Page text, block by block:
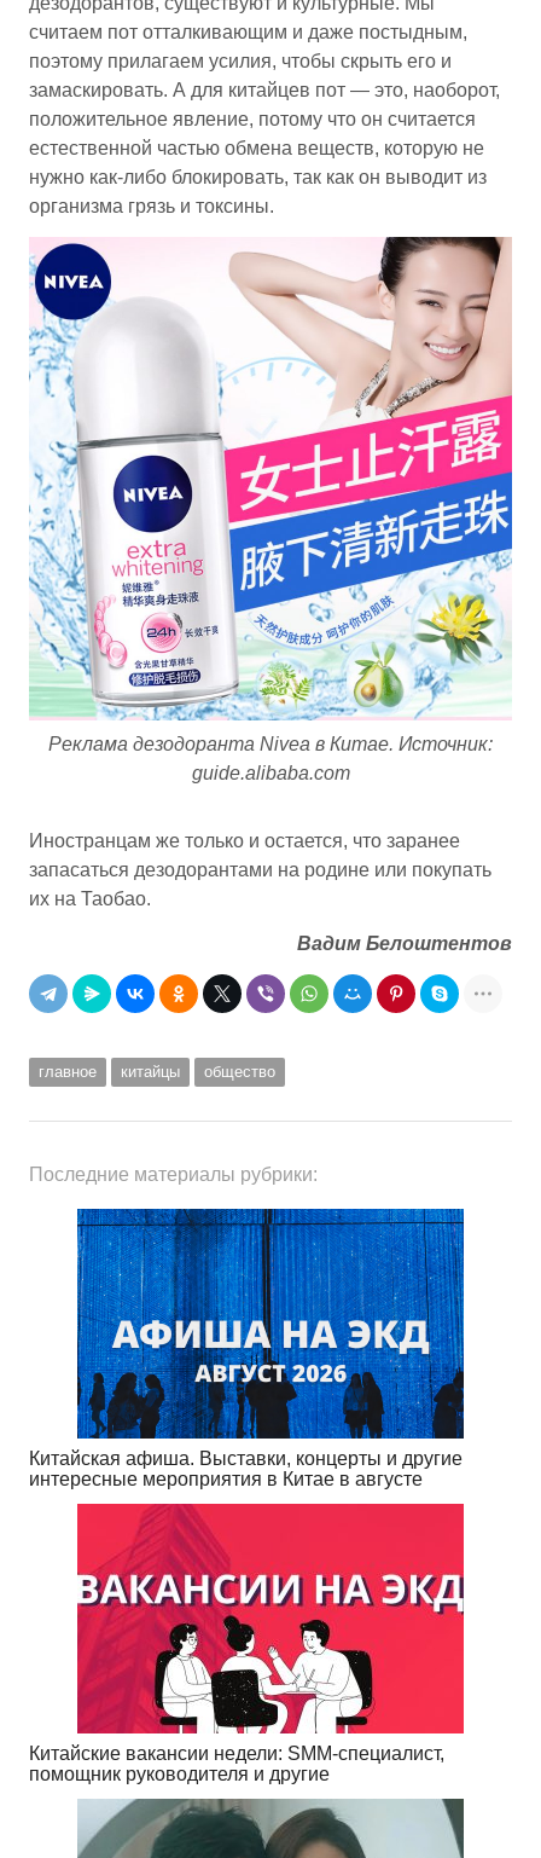
считаем пот отталкивающим и даже постыдным,
поэтому прилагаем усилия, чтобы скрыть его и
замаскировать. А для китайцев пот — это, наоборот,
положительное явление, потому что он считается
естественной частью обмена веществ, которую не
нужно как-либо блокировать, так как он выводит из
организма грязь и токсины.
Реклама дезодоранта Nivea в Китае. Источник:
guide.alibaba.com
Иностранцам же только и остается, что заранее
запасаться дезодорантами на родине или покупать
их на Таобао.
Вадим Белоштентов
главное китайцы общество
Последние материалы рубрики:
Китайская афиша. Выставки, концерты и другие
интересные мероприятия в Китае в августе
Китайские вакансии недели: SMM-специалист,
помощник руководителя и другие